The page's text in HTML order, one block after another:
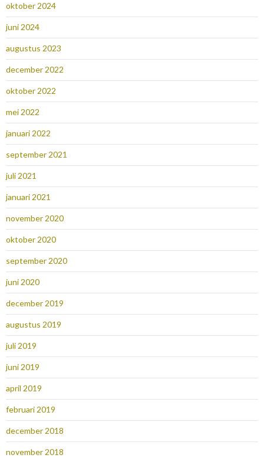
oktober 2024
juni 2024
augustus 2023
december 2022
oktober 2022
mei 2022
januari 2022
september 2021
juli 2021
januari 2021
november 2020
oktober 2020
september 2020
juni 2020
december 2019
augustus 2019
juli 2019
juni 2019
april 2019
februari 2019
december 2018
november 2018